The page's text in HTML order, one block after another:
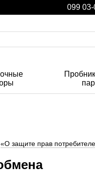
099
«О защите прав